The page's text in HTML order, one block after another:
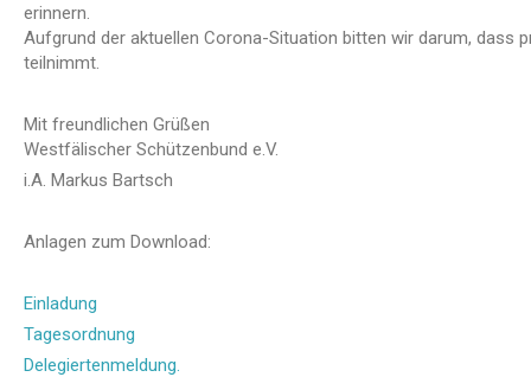
erinnern.
Aufgrund der aktuellen Corona-Situation bitten wir darum, dass
teilnimmt.
Mit freundlichen Grüßen
Westfälischer Schützenbund e.V.
i.A. Markus Bartsch
Anlagen zum Download:
Einladung
Tagesordnung
Delegiertenmeldung.